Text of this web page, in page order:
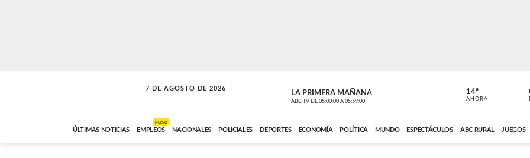
7 DE AGOSTO DE 2026
SOLO MÚSICA LA PRIMERA MAÑANA
ABC TV DE 05:00:00 A 05:59:00
LA
ABC CARDINAL
14º
AHORA
ÚLTIMAS NOTICIAS EMPLEOS
NUEVO
NACIONALES POLICIALES DEPORTES ECONOMÍA POLÍTICA MUNDO ESPECTÁCULOS ABC RURAL JUEGOS